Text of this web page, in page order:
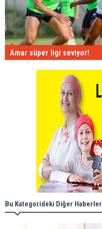
Amar süper ligi seviyor!
Bu Kategorideki Diğer Haberler